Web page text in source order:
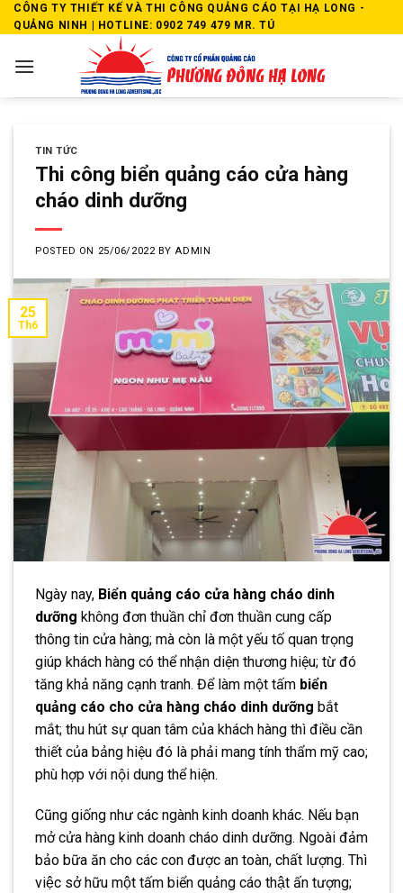
Skip
to
CÔNG TY THIẾT KẾ VÀ THI CÔNG QUẢNG CÁO TẠI HẠ LONG -
QUẢNG NINH | HOTLINE: 0902 749 479 MR. TÚ
TIN TỨC
Thi công biển quảng cáo cửa hàng
cháo dinh dưỡng
POSTED ON 25/06/2022 BY ADMIN
25
Th6
Ngày nay, Biển quảng cáo cửa hàng cháo dinh
dưỡng không đơn thuần chỉ đơn thuần cung cấp
thông tin cửa hàng; mà còn là một yếu tố quan trọng
giúp khách hàng có thể nhận diện thương hiệu; từ đó
tăng khả năng cạnh tranh. Để làm một tấm biển
quảng cáo cho cửa hàng cháo dinh dưỡng bắt
mắt; thu hút sự quan tâm của khách hàng thì điều cần
thiết của bảng hiệu đó là phải mang tính thẩm mỹ cao;
phù hợp với nội dung thể hiện.
Cũng giống như các ngành kinh doanh khác. Nếu bạn
mở cửa hàng kinh doanh cháo dinh dưỡng. Ngoài đảm
bảo bữa ăn cho các con được an toàn, chất lượng. Thì
việc sở hữu một tấm biển quảng cáo thật ấn tượng;